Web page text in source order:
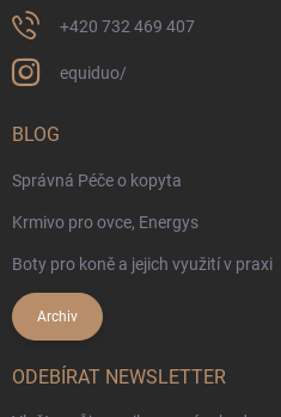
+420 732 469 407
equiduo/
BLOG
Správná Péče o kopyta
Krmivo pro ovce, Energys
Boty pro koně a jejich využití v praxi
Archiv
ODEBÍRAT NEWSLETTER